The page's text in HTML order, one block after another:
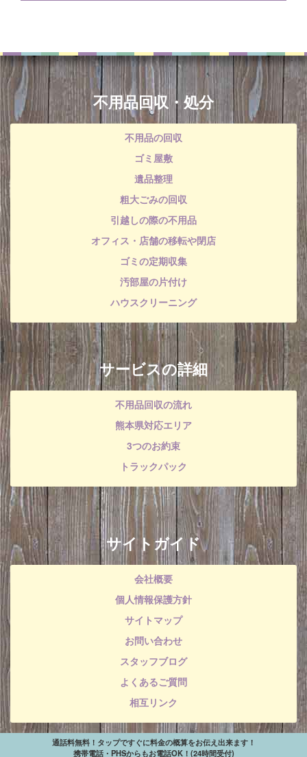
不用品回収・処分
不用品の回収
ゴミ屋敷
遺品整理
粗大ごみの回収
引越しの際の不用品
オフィス・店舗の移転や閉店
ゴミの定期収集
汚部屋の片付け
ハウスクリーニング
サービスの詳細
不用品回収の流れ
熊本県対応エリア
3つのお約束
トラックパック
サイトガイド
会社概要
個人情報保護方針
サイトマップ
お問い合わせ
スタッフブログ
よくあるご質問
相互リンク
通話料無料！タップですぐに料金の概算をお伝え出来ます！
携帯電話・PHSからもお電話OK！(24時間受付)